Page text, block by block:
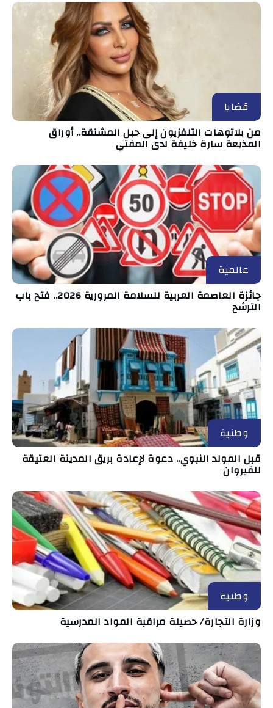
قضايا
من بلاتوهات التلفزيون إلى حبل المشنقة.. أوراق
المذيعة سارة خليفة لدى المفتي
عالمية
جائزة العاصمة العربية للسلامة المرورية 2026.. فتح باب
الترشح
وطنية
قبل المولد النبوي.. دعوة لإعادة بريق المدينة العتيقة
للقيروان
وطنية
وزارة التجارة/ حصيلة مراقبة المواد المدرسية